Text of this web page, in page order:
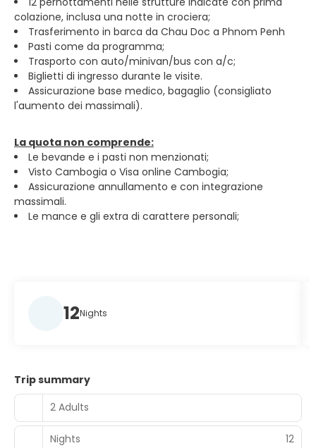
colazione, inclusa una notte in crociera;
Trasferimento in barca da Chau Doc a Phnom Penh
Pasti come da programma;
Trasporto con auto/minivan/bus con a/c;
Biglietti di ingresso durante le visite.
Assicurazione base medico, bagaglio (consigliato
l'aumento dei massimali).
La quota non comprende:
Le bevande e i pasti non menzionati;
Visto Cambogia o Visa online Cambogia;
Assicurazione annullamento e con integrazione
massimali.
Le mance e gli extra di carattere personali;
12Nights
Trip summary
2 Adults
Nights 12